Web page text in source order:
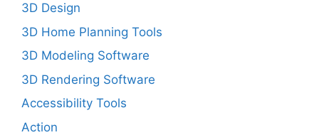
3D Design
3D Home Planning Tools
3D Modeling Software
3D Rendering Software
Accessibility Tools
Action